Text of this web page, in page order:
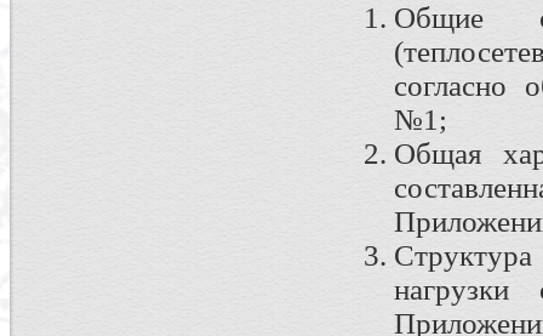
Общие
согласно
№1;
Общая
нагрузки